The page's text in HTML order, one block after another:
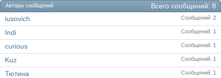
Всего сообщений 8
Авторы сообщений
Сообщений 2
iusovich
Сообщений 1
Indi
Сообщений 1
curious
Сообщений 1
Kuz
Сообщений 1
Тютина